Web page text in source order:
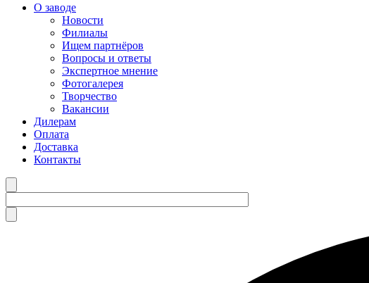
О заводе
Новости
Филиалы
Ищем партнёров
Вопросы и ответы
Экспертное мнение
Фотогалерея
Творчество
Вакансии
Дилерам
Оплата
Доставка
Контакты